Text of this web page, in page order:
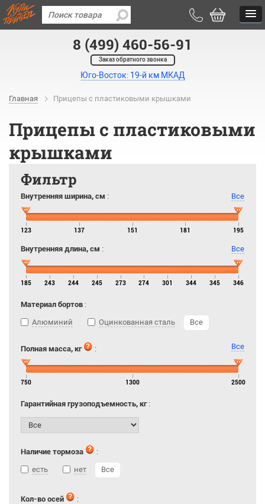
8 (499) 460-56-91
Заказ обратного звонка
Юго-Восток: 19-й км МКАД
Главная Прицепы с пластиковыми крышками
Прицепы с пластиковыми
крышками
Фильтр
Внутренняя ширина, см : Все
123 137 151 181 195
Внутренняя длина, см : Все
185 243 244 245 273 274 301 344 345 346
Материал бортов :
Алюминий
Оцинкованная сталь Все
Полная масса, кг : Все
750 1300 2500
Гарантийная грузоподъемность, кг:
Наличие тормоза
:
есть
нет Все
Кол-во осей
: